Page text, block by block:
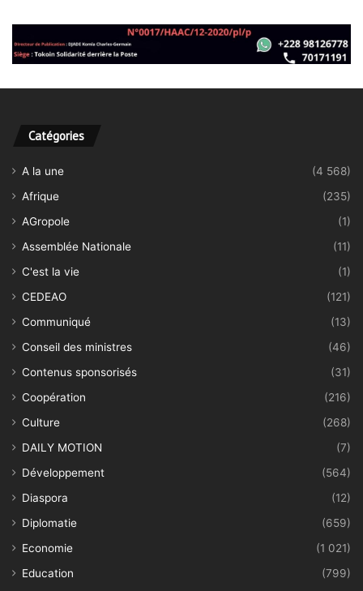
Catégories
A la une
(4 568)
Afrique
(235)
AGropole
(1)
Assemblée Nationale
(11)
C'est la vie
(1)
CEDEAO
(121)
Communiqué
(13)
Conseil des ministres
(46)
Contenus sponsorisés
(31)
Coopération
(216)
Culture
(268)
DAILY MOTION
(7)
Développement
(564)
Diaspora
(12)
Diplomatie
(659)
Economie
(1 021)
Education
(799)